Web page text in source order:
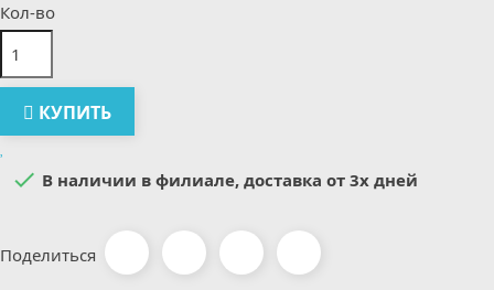
Кол-во
КУПИТЬ
 В наличии в филиале, доставка от 3х дней
Поделиться